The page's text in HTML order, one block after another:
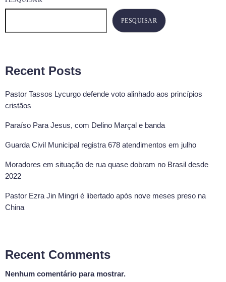
PESQUISAR
Recent Posts
Pastor Tassos Lycurgo defende voto alinhado aos princípios
cristãos
Paraíso Para Jesus, com Delino Marçal e banda
Guarda Civil Municipal registra 678 atendimentos em julho
Moradores em situação de rua quase dobram no Brasil desde
2022
Pastor Ezra Jin Mingri é libertado após nove meses preso na
China
Recent Comments
Nenhum comentário para mostrar.